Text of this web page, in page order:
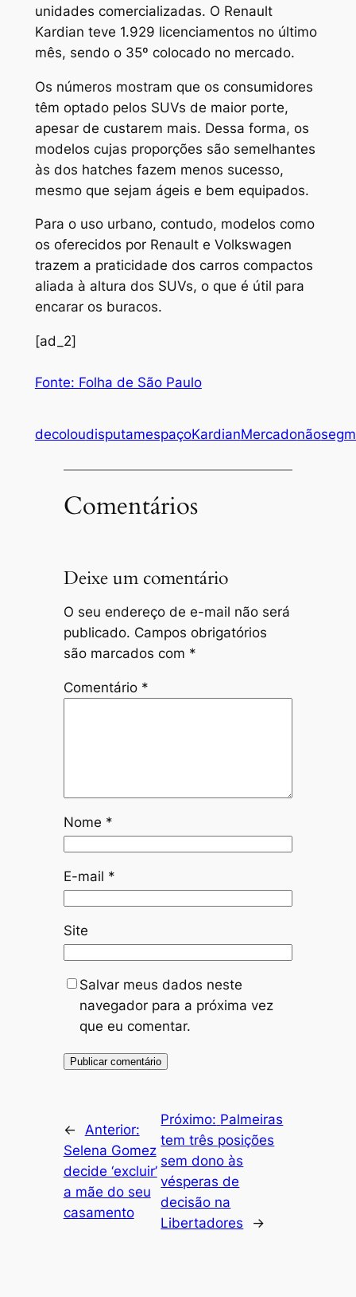
unidades comercializadas. O Renault
Kardian teve 1.929 licenciamentos no último
mês, sendo o 35º colocado no mercado.
Os números mostram que os consumidores
têm optado pelos SUVs de maior porte,
apesar de custarem mais. Dessa forma, os
modelos cujas proporções são semelhantes
às dos hatches fazem menos sucesso,
mesmo que sejam ágeis e bem equipados.
Para o uso urbano, contudo, modelos como
os oferecidos por Renault e Volkswagen
trazem a praticidade dos carros compactos
aliada à altura dos SUVs, o que é útil para
encarar os buracos.
[ad_2]
Fonte: Folha de São Paulo
decoloudisputamespaçoKardianMercadonão
Comentários
Deixe um comentário
O seu endereço de e-mail não será
publicado. Campos obrigatórios
são marcados com *
Comentário *
Nome *
E-mail *
Site
Salvar meus dados neste
navegador para a próxima vez
que eu comentar.
←
Anterior:
Selena Gomez
decide ‘excluir’
a mãe do seu
casamento
Próximo: Palmeiras
tem três posições
sem dono às
vésperas de
decisão na
Libertadores
→